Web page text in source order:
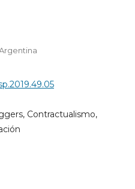
Contractualismo,